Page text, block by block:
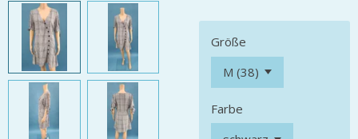
Größe
Farbe